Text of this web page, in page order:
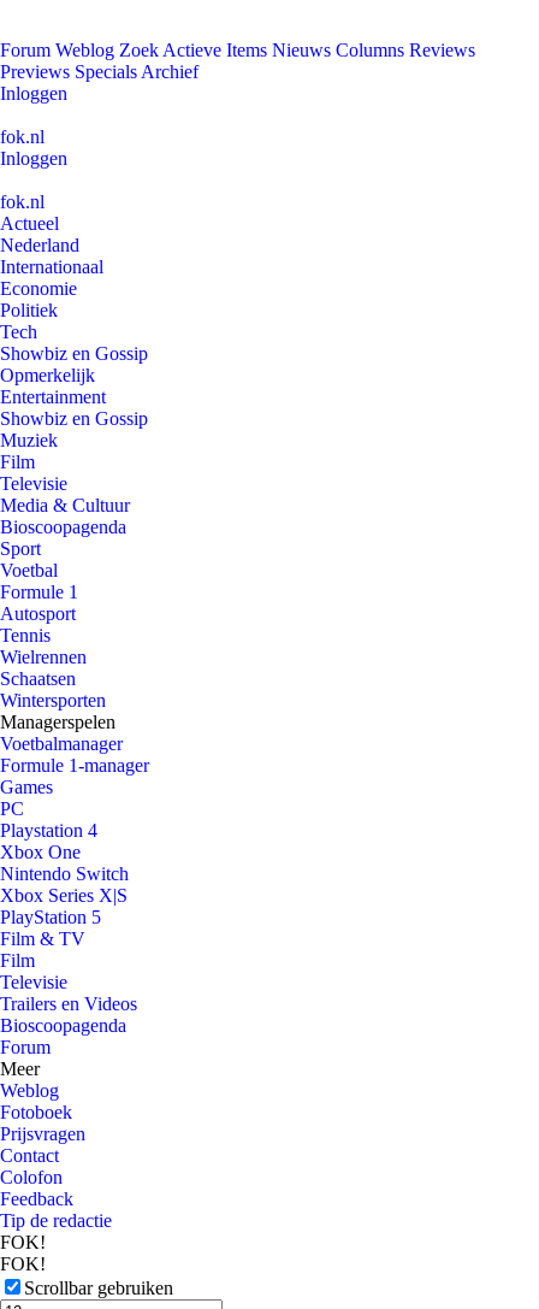
Forum Weblog Zoek Actieve Items Nieuws Columns Reviews
Previews Specials Archief
Inloggen
fok.nl
Inloggen
fok.nl
Actueel
Nederland
Internationaal
Economie
Politiek
Tech
Showbiz en Gossip
Opmerkelijk
Entertainment
Showbiz en Gossip
Muziek
Film
Televisie
Media & Cultuur
Bioscoopagenda
Sport
Voetbal
Formule 1
Autosport
Tennis
Wielrennen
Schaatsen
Wintersporten
Managerspelen
Voetbalmanager
Formule 1-manager
Games
PC
Playstation 4
Xbox One
Nintendo Switch
Xbox Series X|S
PlayStation 5
Film & TV
Film
Televisie
Trailers en Videos
Bioscoopagenda
Forum
Meer
Weblog
Fotoboek
Prijsvragen
Contact
Colofon
Feedback
Tip de redactie
FOK!
FOK!
Scrollbar gebruiken